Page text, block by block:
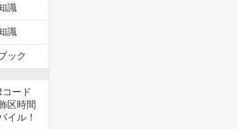
識
識
ック
コード
区時間
イル！